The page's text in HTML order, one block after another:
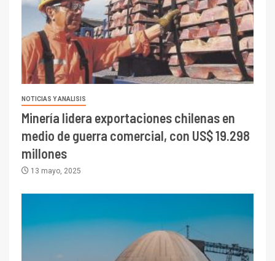
NOTICIAS Y ANALISIS
Minería lidera exportaciones chilenas en
medio de guerra comercial, con US$ 19.298
millones
13 mayo, 2025